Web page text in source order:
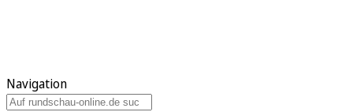
Navigation